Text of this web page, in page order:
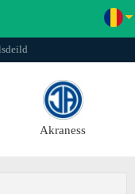
Akraness